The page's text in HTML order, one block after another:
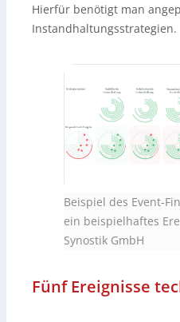
Hierfür benötigt man
Instandhaltungsstrategien.
Beispiel des Event-
ein beispielhaftes
Synostik GmbH
Fünf Ereignisse